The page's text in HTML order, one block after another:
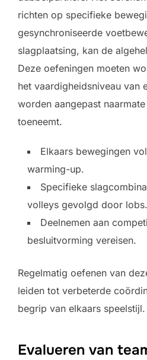
richten op specifieke
gesynchroniseerde
slagplaatsing, kan de
Deze oefeningen moeten
het vaardigheidsniveau van
worden aangepast
toeneemt.
Elkaars bewegingen
warming-up.
Specifieke
volleys gevolgd door lobs.
Deelnemen aan
besluitvorming vereisen.
Regelmatig oefenen van
leiden tot verbeterde
begrip van elkaars speelstijl.
Evalueren van